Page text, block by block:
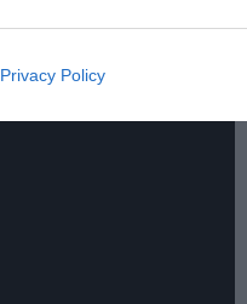
Privacy Policy